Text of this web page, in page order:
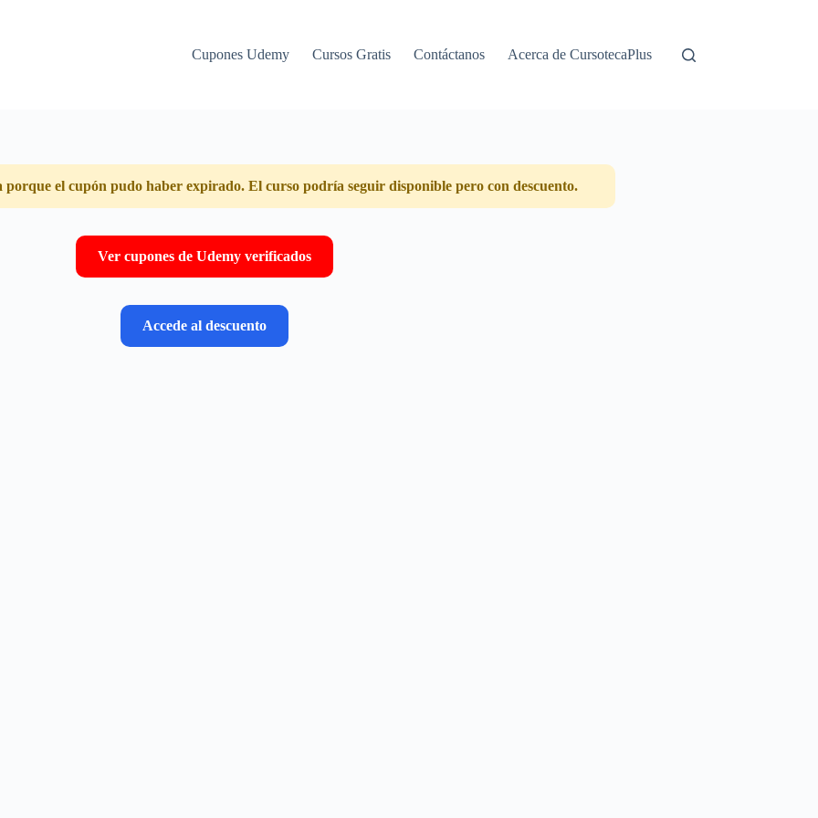
Cupones Udemy Cursos Gratis Contáctanos Acerca de CursotecaPlus
porque el cupón pudo haber expirado. El curso podría seguir disponible pero con descuento.
Ver cupones de Udemy verificados
Accede al descuento